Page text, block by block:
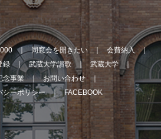
同窓会を開きたい
会費納入
録 武蔵大学讃歌
武蔵大学
念事業
お問い合わせ
シーポリシー FACEBOOK